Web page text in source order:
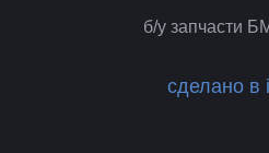
б/у запчасти
сделано в